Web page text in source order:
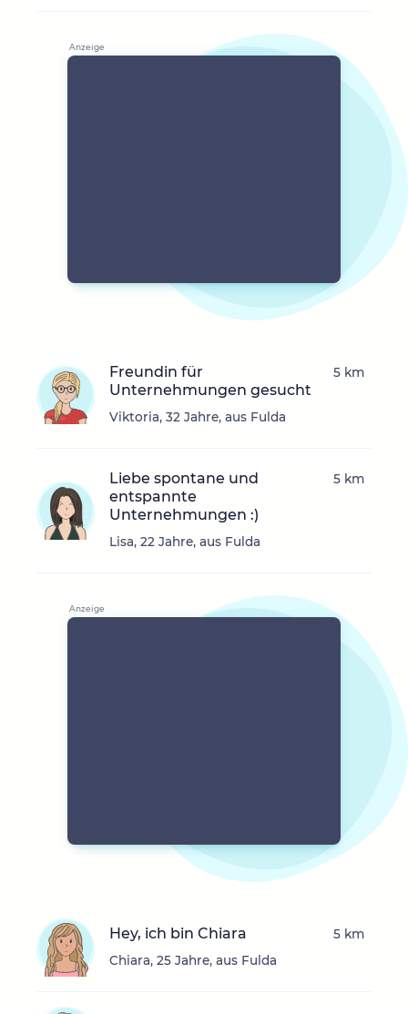
Freundin für
Unternehmungen gesucht
Viktoria, 32 Jahre, aus Fulda
5 km
Liebe spontane und
entspannte
Unternehmungen :)
Lisa, 22 Jahre, aus Fulda
5 km
Hey, ich bin Chiara
Chiara, 25 Jahre, aus Fulda
5 km